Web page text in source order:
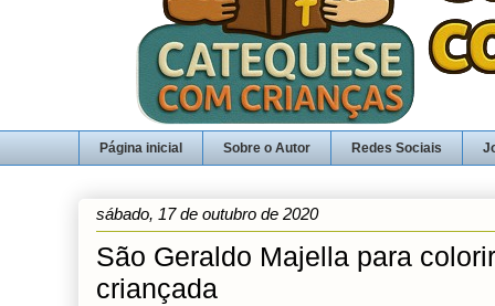
Página inicial Sobre o Autor Redes Sociais
sábado, 17 de outubro de 2020
São Geraldo Majella para
criançada